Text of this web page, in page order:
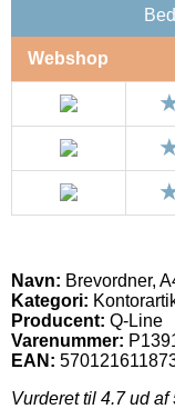
Webshop
Navn: Brevordner,
Kategori:
Producent: Q-Line
Varenummer:
EAN:
Vurderet til 4.7ud af